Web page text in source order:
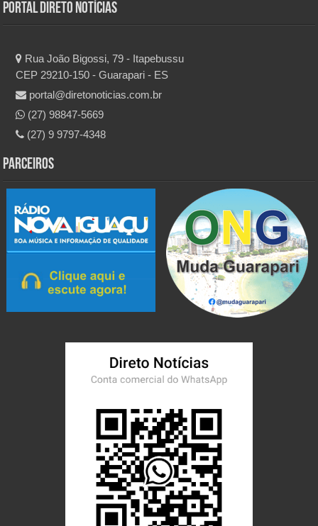
Portal Direto Notícias
Rua João Bigossi, 79 - Itapebussu
CEP 29210-150 - Guarapari - ES
portal@diretonoticias.com.br
(27) 98847-5669
(27) 9 9797-4348
Parceiros